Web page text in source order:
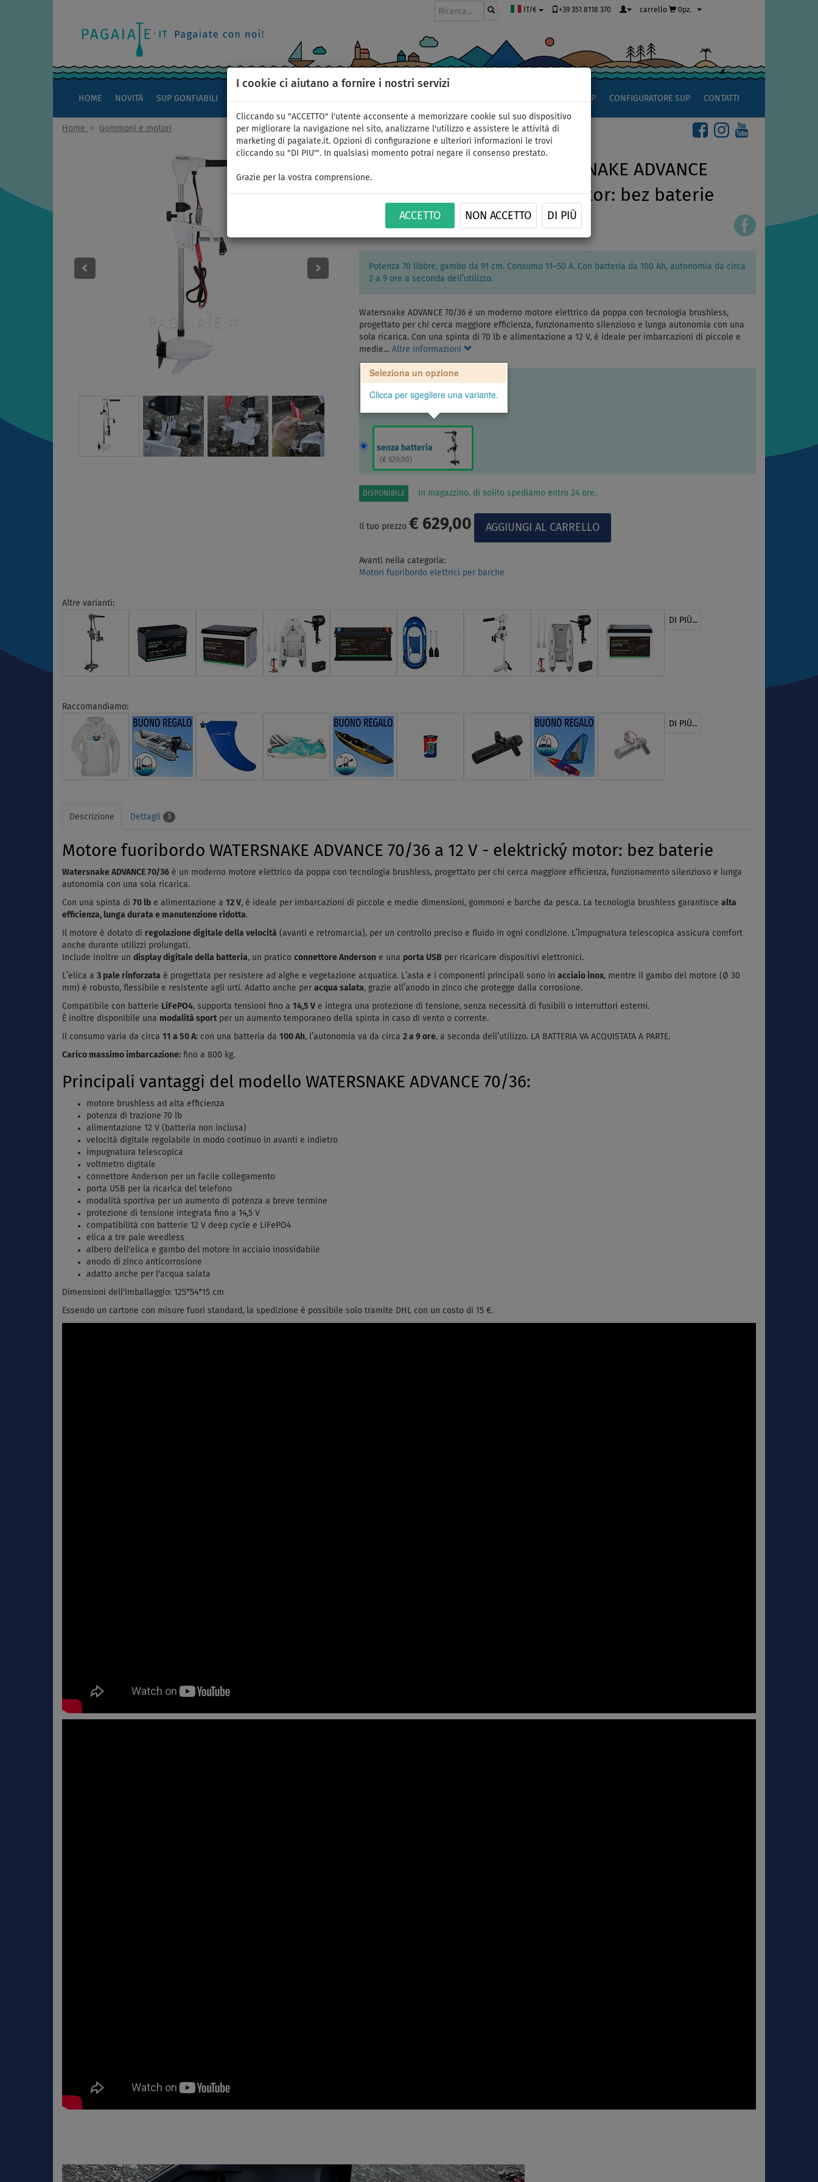
I cookie ci aiutano a fornire i nostri servizi
Cliccando su "ACCETTO" l'utente acconsente a memorizzare cookie sul suo dispositivo
per migliorare la navigazione nel sito, analizzarne l'utilizzo e assistere le attività di
marketing di pagaiate.it. Opzioni di configurazione e ulteriori informazioni le trovi
cliccando su "DI PIU'". In qualsiasi momento potrai negare il consenso prestato.
Grazie per la vostra comprensione.
ACCETTO NON ACCETTO DI PIÙ
IT/€ +39 351 8118 370 carrello 0pz.
HOME NOVITÀ SUP GONFIABILI APPROCCIO AL SUP CONFIGURATORE SUP CONTATTI
Home > Gommoni e motori
Motore fuoribordo WATERSNAKE ADVANCE
70/36 a 12 V - elektrický motor: bez baterie
Potenza 70 libbre, gambo da 91 cm. Consumo 11–50 A. Con batteria da 100 Ah, autonomia da circa
2 a 9 ore a seconda dell’utilizzo.
Watersnake ADVANCE 70/36 è un moderno motore elettrico da poppa con tecnologia brushless,
progettato per chi cerca maggiore efficienza, funzionamento silenzioso e lunga autonomia con una
sola ricarica. Con una spinta di 70 lb e alimentazione a 12 V, è ideale per imbarcazioni di piccole e
medie… Altre informazioni
Seleziona un opzione
Clicca per sgegliere una variante.
senza batteria
(€ 629,00)
DISPONIBILE In magazzino, di solito spediamo entro 24 ore.
Il tuo prezzo € 629,00
Avanti nella categoria:
Motori fuoribordo elettrici per barche
Altre varianti:
DI PIÙ...
Raccomandiamo:
DI PIÙ...
Descrizione Dettagli 3
Motore fuoribordo WATERSNAKE ADVANCE 70/36 a 12 V - elektrický motor: bez baterie
Watersnake ADVANCE 70/36 è un moderno motore elettrico da poppa con tecnologia brushless, progettato per chi cerca maggiore efficienza, funzionamento silenzioso e lunga
autonomia con una sola ricarica.
Con una spinta di 70 lb e alimentazione a 12 V, è ideale per imbarcazioni di piccole e medie dimensioni, gommoni e barche da pesca. La tecnologia brushless garantisce alta
efficienza, lunga durata e manutenzione ridotta.
Il motore è dotato di regolazione digitale della velocità (avanti e retromarcia), per un controllo preciso e fluido in ogni condizione. L’impugnatura telescopica assicura comfort
anche durante utilizzi prolungati.
Include inoltre un display digitale della batteria, un pratico connettore Anderson e una porta USB per ricaricare dispositivi elettronici.
L’elica a 3 pale rinforzata è progettata per resistere ad alghe e vegetazione acquatica. L’asta e i componenti principali sono in acciaio inox, mentre il gambo del motore (Ø 30
mm) è robusto, flessibile e resistente agli urti. Adatto anche per acqua salata, grazie all’anodo in zinco che protegge dalla corrosione.
Compatibile con batterie LiFePO4, supporta tensioni fino a 14,5 V e integra una protezione di tensione, senza necessità di fusibili o interruttori esterni.
È inoltre disponibile una modalità sport per un aumento temporaneo della spinta in caso di vento o corrente.
Il consumo varia da circa 11 a 50 A: con una batteria da 100 Ah, l’autonomia va da circa 2 a 9 ore, a seconda dell’utilizzo. LA BATTERIA VA ACQUISTATA A PARTE.
Carico massimo imbarcazione: fino a 800 kg.
Principali vantaggi del modello WATERSNAKE ADVANCE 70/36:
motore brushless ad alta efficienza
potenza di trazione 70 lb
alimentazione 12 V (batteria non inclusa)
velocità digitale regolabile in modo continuo in avanti e indietro
impugnatura telescopica
voltmetro digitale
connettore Anderson per un facile collegamento
porta USB per la ricarica del telefono
modalità sportiva per un aumento di potenza a breve termine
protezione di tensione integrata fino a 14,5 V
compatibilità con batterie 12 V deep cycle e LiFePO4
elica a tre pale weedless
albero dell'elica e gambo del motore in acciaio inossidabile
anodo di zinco anticorrosione
adatto anche per l'acqua salata
Dimensioni dell'imballaggio: 125*54*15 cm
Essendo un cartone con misure fuori standard, la spedizione è possibile solo tramite DHL con un costo di 15 €.